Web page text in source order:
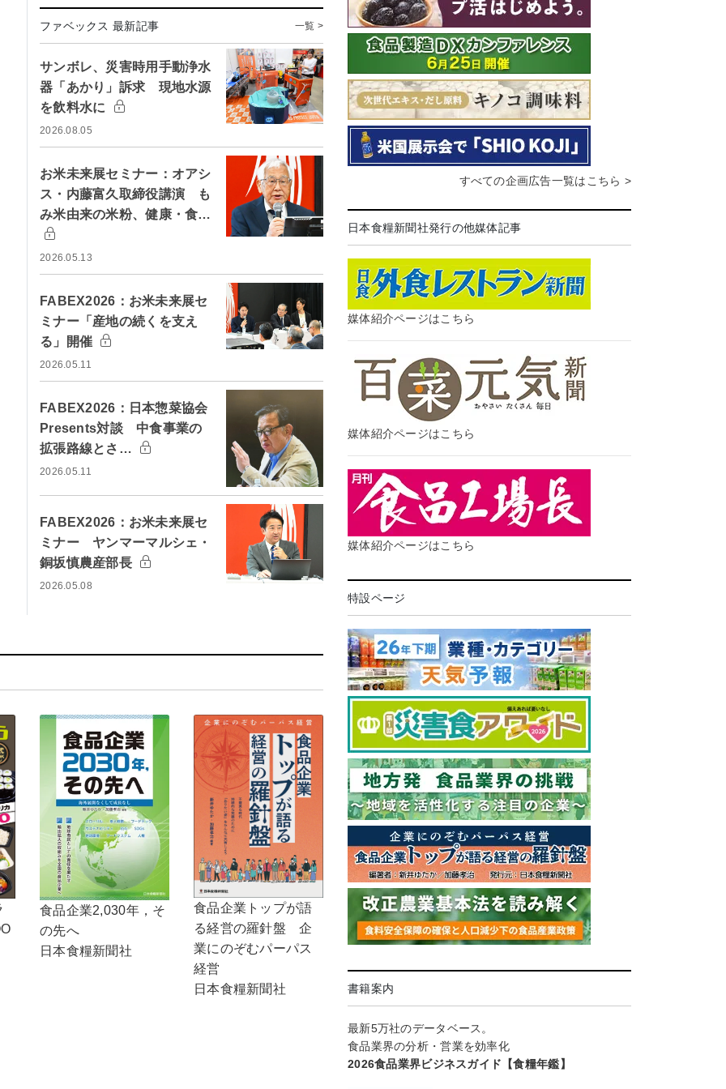
ファベックス 最新記事 一覧 >
サンボレ、災害時用手動浄水
器「あかり」訴求 現地水源
を飲料水に
2026.08.05
お米未来展セミナー：オアシ
ス・内藤富久取締役講演 も
み米由来の米粉、健康・食…
2026.05.13
FABEX2026：お米未来展セ
ミナー「産地の続くを支え
る」開催
2026.05.11
FABEX2026：日本惣菜協会
Presents対談 中食事業の
拡張路線とさ…
2026.05.11
FABEX2026：お米未来展セ
ミナー ヤンマーマルシェ・
銅坂慎農産部長
2026.05.08
食品企業2,030年，そ
の先へ
日本食糧新聞社
食品企業トップが語
る経営の羅針盤 企
業にのぞむパーパス
経営
日本食糧新聞社
すべての企画広告一覧はこちら >
日本食糧新聞社発行の他媒体記事
媒体紹介ページはこちら
媒体紹介ページはこちら
媒体紹介ページはこちら
特設ページ
書籍案内
最新5万社のデータベース。
食品業界の分析・営業を効率化
2026食品業界ビジネスガイド【食糧年鑑】